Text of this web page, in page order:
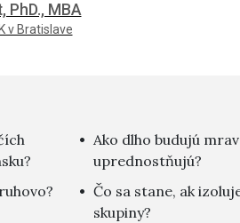
PhD., MBA
v Bratislave
Ako dlho budujú
uprednostňujú?
Čo sa stane, ak
skupiny?